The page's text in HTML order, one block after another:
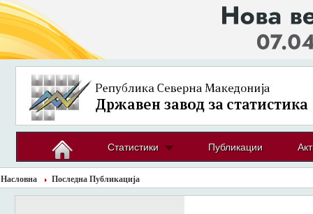
Статистики Публикации
Насловна Последна Публикација